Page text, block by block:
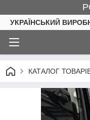
УКРАЇНСЬКИЙ
КАТАЛОГ